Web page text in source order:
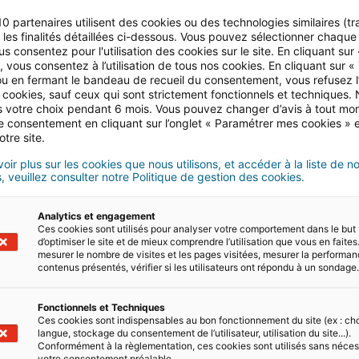
acquérir un T2 à 210 000€ sur le centre de Brest.
Dans cette ville, la tension locative assure une
les villes avec attractivité démographique, bassin
de travaux lourds, accessibilité.
revente sera rapide en cas de besoin.
: c’est le critère clé face à la remontée des taux
en 2025, c’est arbitrer entre « placement coffre-
en plein essor. Quel que soit le choix, il doit être
ou transmission.
l’investisseur doit s’appuyer sur la data locale et
partenaires utilisent des cookies ou des technologies similaires
les finalités détaillées ci-dessous. Vous pouvez sélectionner
consentez pour l'utilisation des cookies sur le site. En cliquant sur
vous consentez à l’utilisation de tous nos cookies. En cliquant sur «
en fermant le bandeau de recueil du consentement, vous refusez
sauf ceux qui sont strictement fonctionnels et techniques.
votre choix pendant 6 mois. Vous pouvez changer d’avis à tout
consentement en cliquant sur l’onglet « Paramétrer mes cookies »
site.
plus sur les cookies que nous utilisons, et accéder à la liste de
veuillez consulter notre Politique de gestion des cookies.
Analytics et engagement
Ces cookies sont utilisés pour analyser votre comportement dans le but
d’optimiser le site et de mieux comprendre l’utilisation que vous en
mesurer le nombre de visites et les pages visitées, mesurer la
contenus présentés, vérifier si les utilisateurs ont répondu à un
Fonctionnels et Techniques
Ces cookies sont indispensables au bon fonctionnement du site (ex :
langue, stockage du consentement de l’utilisateur, utilisation du site...).
Conformément à la règlementation, ces cookies sont utilisés sans